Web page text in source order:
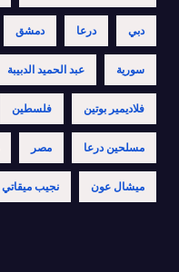
دبي درعا دمشق
سورية عبد الحميد الدبيبة
فلاديمير بوتين فلسطين
مسلحين درعا مصر
ميشال عون نجيب ميقاتي